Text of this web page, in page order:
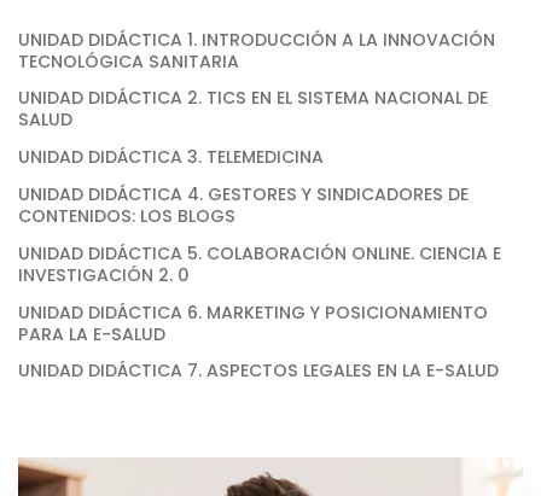
UNIDAD DIDÁCTICA 1. INTRODUCCIÓN A LA INNOVACIÓN
TECNOLÓGICA SANITARIA
UNIDAD DIDÁCTICA 2. TICS EN EL SISTEMA NACIONAL DE
SALUD
UNIDAD DIDÁCTICA 3. TELEMEDICINA
UNIDAD DIDÁCTICA 4. GESTORES Y SINDICADORES DE
CONTENIDOS: LOS BLOGS
UNIDAD DIDÁCTICA 5. COLABORACIÓN ONLINE. CIENCIA E
INVESTIGACIÓN 2. 0
UNIDAD DIDÁCTICA 6. MARKETING Y POSICIONAMIENTO
PARA LA E-SALUD
UNIDAD DIDÁCTICA 7. ASPECTOS LEGALES EN LA E-SALUD